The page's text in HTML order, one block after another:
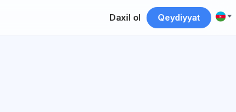
Daxil ol Qeydiyyat